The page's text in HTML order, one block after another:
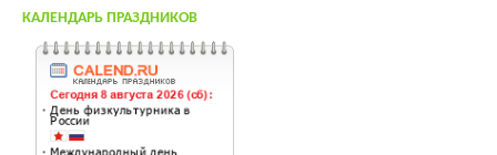
КАЛЕНДАРЬ ПРАЗДНИКОВ